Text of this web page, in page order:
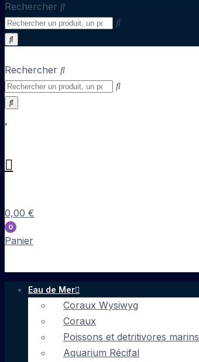
Rechercher
Rechercher
0,00 €
0
Panier
Eau de Mer
Coraux Wysiwyg
Coraux
Poissons et detritivores marins
Aquarium Récifal